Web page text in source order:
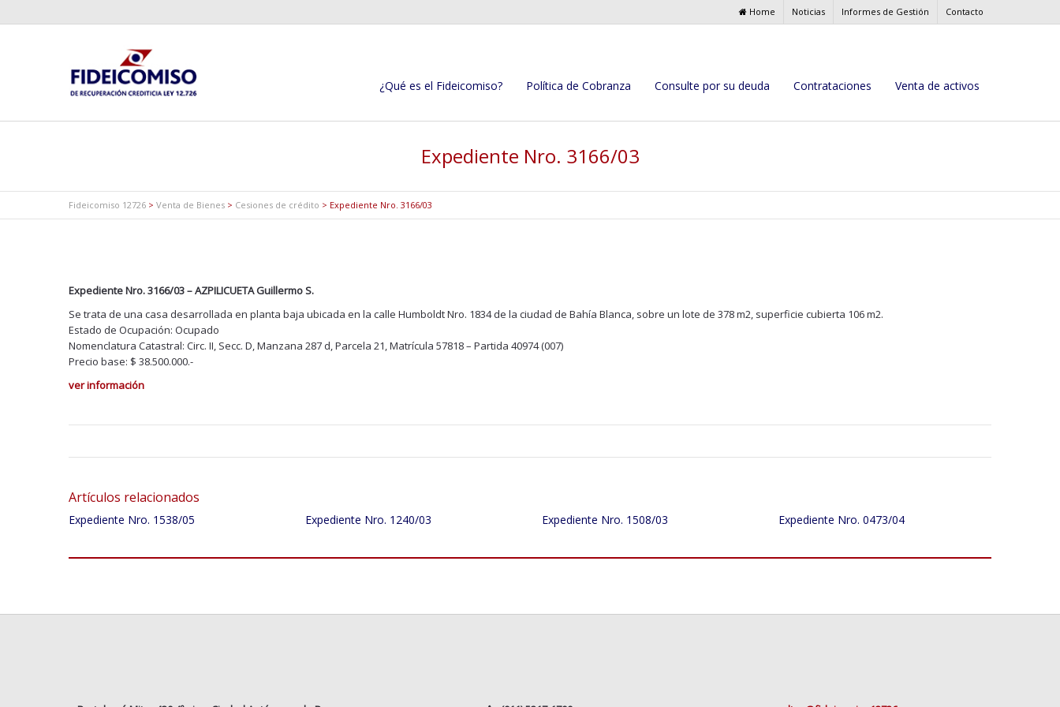
Home Noticias Informes de Gestión Contacto
¿Qué es el Fideicomiso? Política de Cobranza Consulte por su deuda Contrataciones Venta de activos
Expediente Nro. 3166/03
Fideicomiso 12726 > Venta de Bienes > Cesiones de crédito > Expediente Nro. 3166/03
Expediente Nro. 3166/03 – AZPILICUETA Guillermo S.
Se trata de una casa desarrollada en planta baja ubicada en la calle Humboldt Nro. 1834 de la ciudad de Bahía Blanca, sobre un lote de 378 m2, superficie cubierta 106 m2.
Estado de Ocupación: Ocupado
Nomenclatura Catastral: Circ. II, Secc. D, Manzana 287 d, Parcela 21, Matrícula 57818 – Partida 40974 (007)
Precio base: $ 38.500.000.-
ver información
Artículos relacionados
Expediente Nro. 1538/05 Expediente Nro. 1240/03 Expediente Nro. 1508/03 Expediente Nro. 0473/04